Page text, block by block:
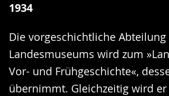
1934
Die vorgeschichtliche Abteilung
Landesmuseums wird zum
Vor- und Frühgeschichte«,
übernimmt. Gleichzeitig wird